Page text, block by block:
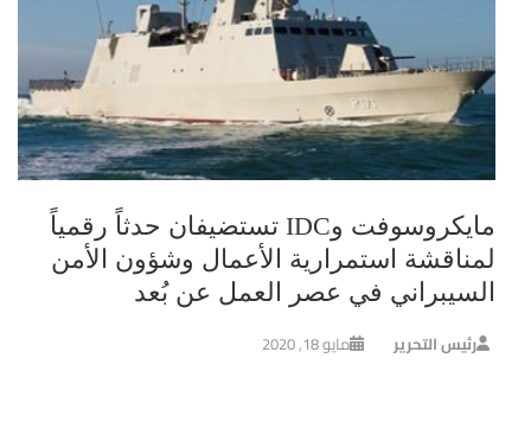
مايكروسوفت وIDC تستضيفان حدثاً رقمياً
لمناقشة استمرارية الأعمال وشؤون الأمن
السيبراني في عصر العمل عن بُعد
رئيس التحرير مايو 18, 2020